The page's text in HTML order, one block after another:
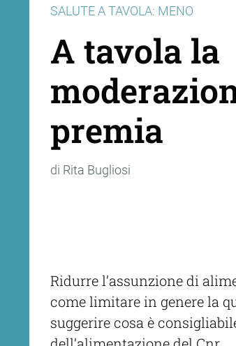
SALUTE A TAVOLA: MENO
A tavola la
premia
di Rita Bugliosi
Ridurre l’assunzione di
come limitare in genere la
suggerire cosa è